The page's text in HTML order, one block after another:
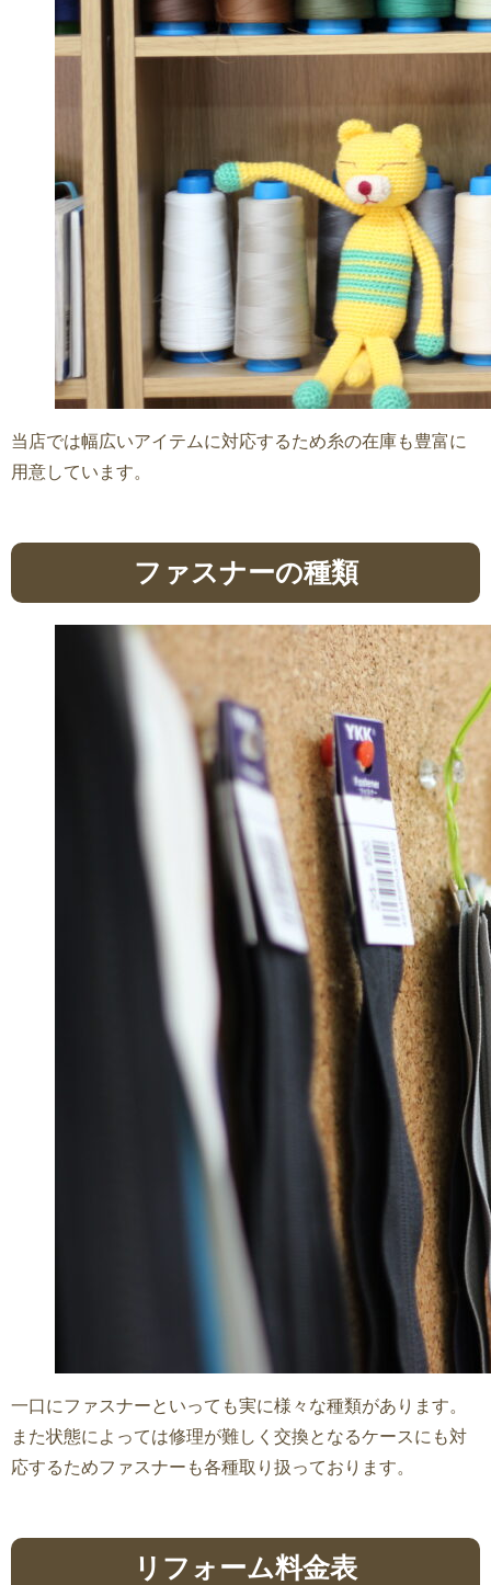
当店では幅広いアイテムに対応するため糸の在庫も豊富に
用意しています。
ファスナーの種類
一口にファスナーといっても実に様々な種類があります。
また状態によっては修理が難しく交換となるケースにも対
応するためファスナーも各種取り扱っております。
リフォーム料金表